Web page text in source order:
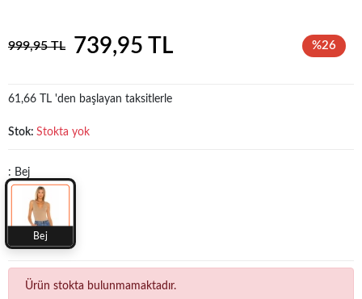
999,95 TL 739,95 TL %26
61,66 TL 'den başlayan taksitlerle
Stok: Stokta yok
: Bej
Bej
Ürün stokta bulunmamaktadır.